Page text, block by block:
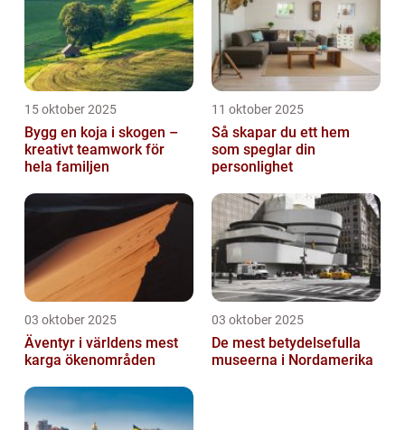
15 oktober 2025
Bygg en koja i skogen –
kreativt teamwork för
hela familjen
11 oktober 2025
Så skapar du ett hem
som speglar din
personlighet
03 oktober 2025
Äventyr i världens mest
karga ökenområden
03 oktober 2025
De mest betydelsefulla
museerna i Nordamerika